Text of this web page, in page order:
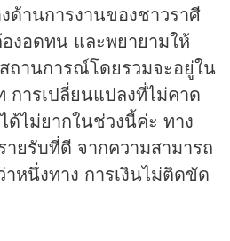
ด้านการงานของชาวราศี
อดทน และพยายามให้
ถานการณ์โดยรวมจะอยู่ใน
ารเปลี่ยนแปลงที่ไม่คาด
ด้ไม่ยากในช่วงนี้ค่ะ ทาง
ยรับที่ดี จากความสามารถ
หนึ่งทาง การเงินไม่ติดขัด